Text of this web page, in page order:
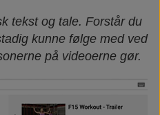
tekst og tale. Forstår du
kunne følge med ved
på videoerne gør.